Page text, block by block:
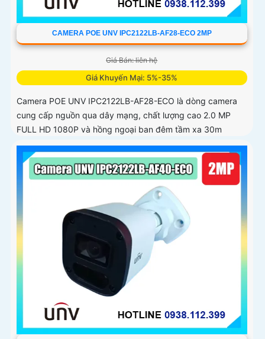
CAMERA POE UNV IPC2122LB-AF28-ECO 2MP
Giá Bán: liên hệ
Giá Khuyến Mại: 5%-35%
Camera POE UNV IPC2122LB-AF28-ECO là dòng camera
cung cấp nguồn qua dây mạng, chất lượng cao 2.0 MP
FULL HD 1080P và hồng ngoại ban đêm tầm xa 30m